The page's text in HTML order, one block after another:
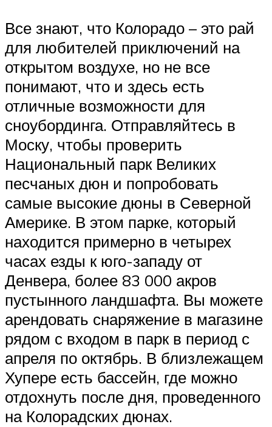
Все знают, что Колорадо – это рай
для любителей приключений на
открытом воздухе, но не все
понимают, что и здесь есть
отличные возможности для
сноубординга. Отправляйтесь в
Моску, чтобы проверить
Национальный парк Великих
песчаных дюн и попробовать
самые высокие дюны в Северной
Америке. В этом парке, который
находится примерно в четырех
часах езды к юго-западу от
Денвера, более 83 000 акров
пустынного ландшафта. Вы можете
арендовать снаряжение в магазине
рядом с входом в парк в период с
апреля по октябрь. В близлежащем
Хупере есть бассейн, где можно
отдохнуть после дня, проведенного
на Колорадских дюнах.